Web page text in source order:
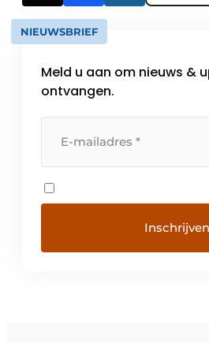
NIEUWSBRIEF
Meld u aan om nieuws &
ontvangen.